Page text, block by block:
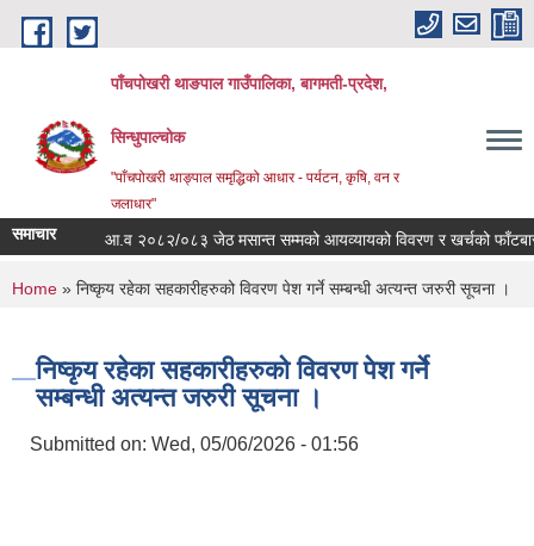
Skip to main content
पाँचपोखरी थाङपाल गाउँपालिका, बागमती-प्रदेश,
सिन्धुपाल्चोक
"पाँचपोखरी थाङ्पाल समृद्धिको आधार - पर्यटन, कृषि, वन र
जलाधार"
समाचार आ.व २०८२/०८३ जेठ मसान्त सम्मको आयव्यायको विवरण र खर्चको फाँटबारी ।
You are here
Home » निष्कृय रहेका सहकारीहरुको विवरण पेश गर्ने सम्बन्धी अत्यन्त जरुरी सूचना ।
निष्कृय रहेका सहकारीहरुको विवरण पेश गर्ने
सम्बन्धी अत्यन्त जरुरी सूचना ।
Submitted on: Wed, 05/06/2026 - 01:56